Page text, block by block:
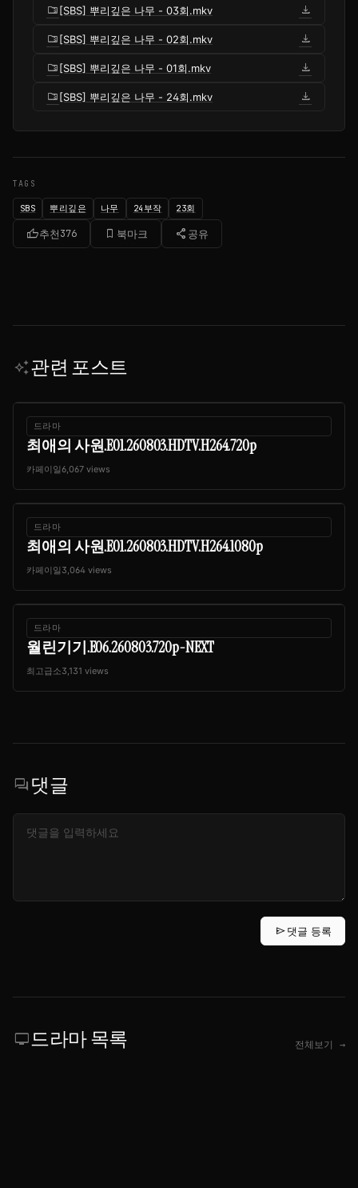
folder_zip[SBS] 뿌리깊은 나무 - 03회.mkv
download
folder_zip[SBS] 뿌리깊은 나무 - 02회.mkv
download
folder_zip[SBS] 뿌리깊은 나무 - 01회.mkv
download
folder_zip[SBS] 뿌리깊은 나무 - 24회.mkv download
TAGS
SBS 뿌리깊은 나무 24부작 23회
thumb_up추천376 bookmark_border 북마크 share 공유
auto_awesome관련 포스트
드라마
최애의 사원.E01.260803.HDTV.H264.720p
카페이일6,067 views
드라마
최애의 사원.E01.260803.HDTV.H264.1080p
카페이일 3,064 views
드라마
월린기기.E06.260803.720p-NEXT
최고급소3,131 views
forum댓글
send댓글 등록
tv드라마 목록 전체보기 →